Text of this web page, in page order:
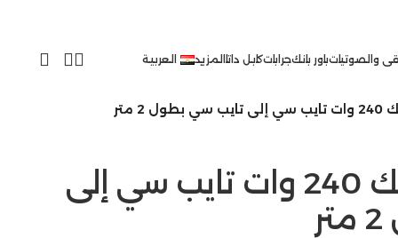
والصوتياتباور بانكجراباتكابل داتا المزيد العربية
متر
ناين كابل دولينك 240 وات تايب سي إلى